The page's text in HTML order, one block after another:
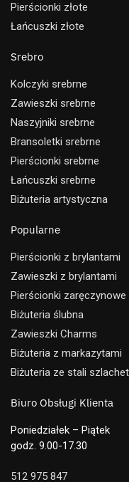
Pierścionki złote
Łańcuszki złote
Srebro
Kolczyki srebrne
Zawieszki srebrne
Naszyjniki srebrne
Bransoletki srebrne
Pierścionki srebrne
Łańcuszki srebrne
Biżuteria artystyczna
Popularne
Pierścionki z brylantami
Zawieszki z brylantami
Pierścionki zaręczynowe
Biżuteria ślubna
Zawieszki Charms
Biżuteria z markazytami
Biżuteria ze stali
Biuro Obsługi Klienta
Poniedziałek – Piątek
godz. 9.00-17.30
512 975 847